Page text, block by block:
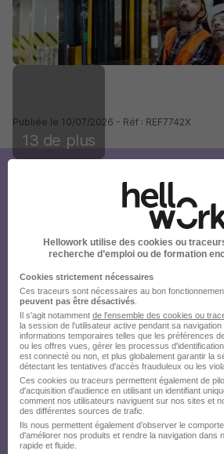
13 de plus
Publiée le 10/07/2026 - Réf : REF7742X
Créez votre compte
envoyez votre
Hellowork utilise des cookies ou
recherche d’emploi ou de formation
Cookies strictement nécessaires
Ces traceurs sont nécessaires au bon
peuvent pas être désactivés
Il s'agit notamment de l'ensemble des cookies ou
la session de l'utilisateur active pendant sa
informations temporaires telles que les préférences
ou les offres vues, gérer les processus
est connecté ou non, et plus globalement garantir la
détectant les tentatives d'accès frauduleux ou les
Ces cookies ou traceurs permettent également de
d'acquisition d'audience en utilisant un identifiant
comment nos utilisateurs naviguent sur nos sites et
des différentes sources de trafic.
Ils nous permettent également d’observer le
d'améliorer nos produits et rendre la navigation dans
rapide et fluide.